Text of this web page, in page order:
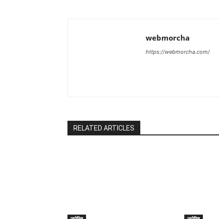
webmorcha
https://webmorcha.com/
RELATED ARTICLES